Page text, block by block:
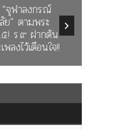
จุฬาลงกรณ์
ย” ตามพระ
๕! ร.๙ ฝากต้น
ลงไว้เตือนใจ!!